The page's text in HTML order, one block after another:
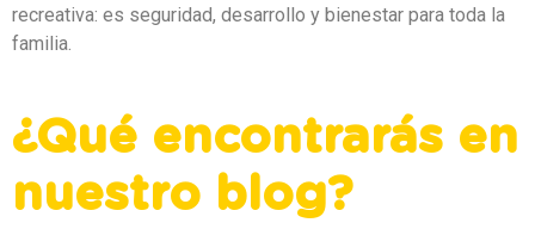
recreativa: es seguridad, desarrollo y bienestar para toda la
familia.
¿Qué encontrarás en
nuestro blog?